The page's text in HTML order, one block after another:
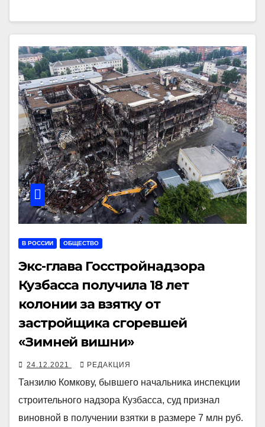
В РОССИИ ОБЩЕСТВО
Экс-глава Госстройнадзора
Кузбасса получила 18 лет
колонии за взятку от
застройщика сгоревшей
«Зимней вишни»
24.12.2021 РЕДАКЦИЯ
Танзилю Комкову, бывшего начальника инспекции
строительного надзора Кузбасса, суд признал
виновной в получении взятки в размере 7 млн руб.